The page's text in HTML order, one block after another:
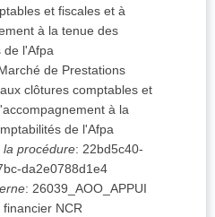
et fiscales et à
à la tenue des
de l'Afpa
de Prestations
clôtures comptables et
à la
de l'Afpa
la procédure: 22bd5c40-
da2e0788d1e4
: 26039_AOO_APPUI
NCR